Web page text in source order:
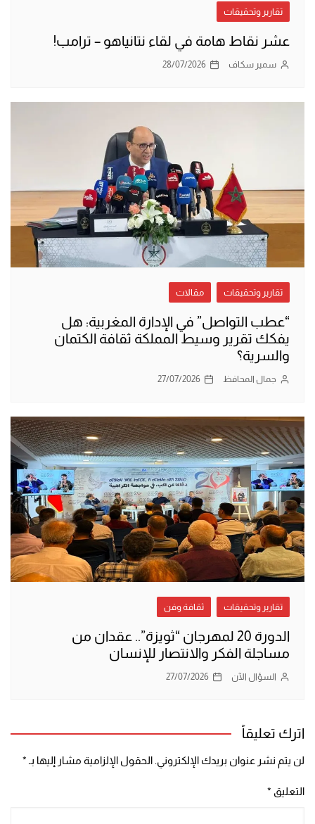
تقارير وتحقيقات
عشر نقاط هامة في لقاء نتانياهو – ترامب!
سمير سكاف 28/07/2026
تقارير وتحقيقات مقالات
“عطب التواصل” في الإدارة المغربية: هل
يفكك تقرير وسيط المملكة ثقافة الكتمان
والسرية؟
جمال المحافظ 27/07/2026
تقارير وتحقيقات ثقافة وفن
الدورة 20 لمهرجان “ثويزة”.. عقدان من
مساجلة الفكر والانتصار للإنسان
السؤال الآن 27/07/2026
اترك تعليقاً
لن يتم نشر عنوان بريدك الإلكتروني. الحقول الإلزامية مشار إليها بـ *
التعليق *